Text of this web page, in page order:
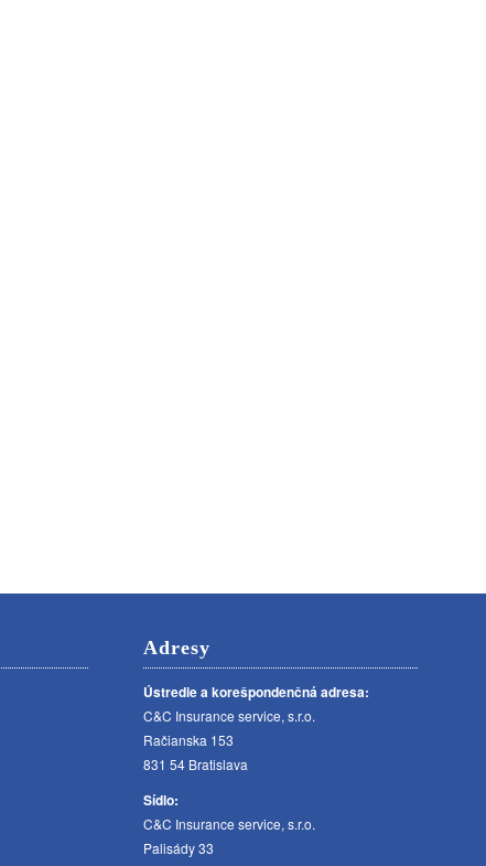
Adresy
Ústredie a korešpondenčná adresa:
C&C Insurance service, s.r.o.
Račianska 153
831 54 Bratislava
Sídlo:
C&C Insurance service, s.r.o.
Palisády 33